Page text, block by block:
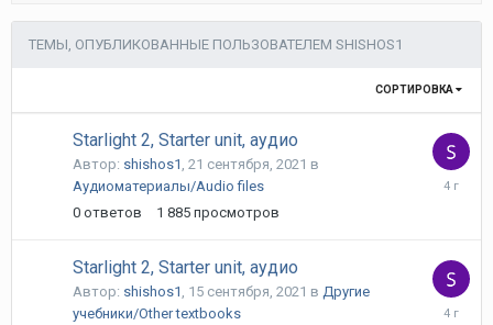
ТЕМЫ, ОПУБЛИКОВАННЫЕ ПОЛЬЗОВАТЕЛЕМ SHISHOS1
СОРТИРОВКА
Starlight 2, Starter unit, аудио
Автор: shishos1 , 21 сентября, 2021 в
Аудиоматериалы/Audio files
0 ответов 1 885 просмотров
21
Starlight 2, Starter unit, аудио
Автор: shishos1 , 15 сентября, 2021 в Другие
учебники/Other textbooks
15